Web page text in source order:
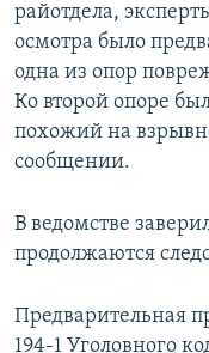
райотдела,
осмотра было
одна из опор
Ко второй опоре
похожий на
сообщении.
В ведомстве
продолжаются
Предварительная
194-1 Уголовного